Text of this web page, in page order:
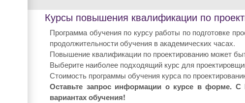
Курсы повышения квалификации по
Программа обучения по курсу работы по подготовке
продолжительности обучения в академических часах.
Повышение квалификации по проектированию может
Выберите наиболее подходящий курс для
Стоимость программы обучения курса по
Оставьте запрос информации о курсе в форме.
вариантах обучения!